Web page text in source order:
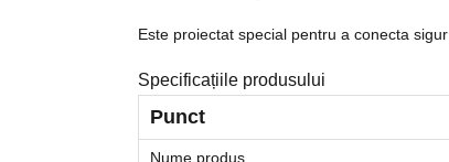
Este proiectat special pentru a conecta
Specificațiile produsului
Punct
Nume produs